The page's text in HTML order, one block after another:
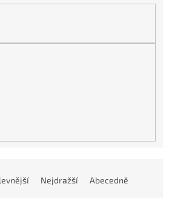
Nejdražší Abecedně